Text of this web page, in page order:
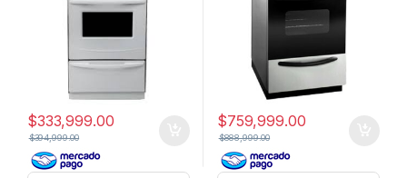
$333,999.00
$394,999.00
$759,999.00
$888,999.00